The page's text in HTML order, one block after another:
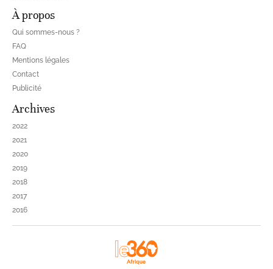
À propos
Qui sommes-nous ?
FAQ
Mentions légales
Contact
Publicité
Archives
2022
2021
2020
2019
2018
2017
2016